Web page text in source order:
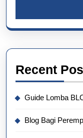
Recent
Guide Lomba
Blog Bagi